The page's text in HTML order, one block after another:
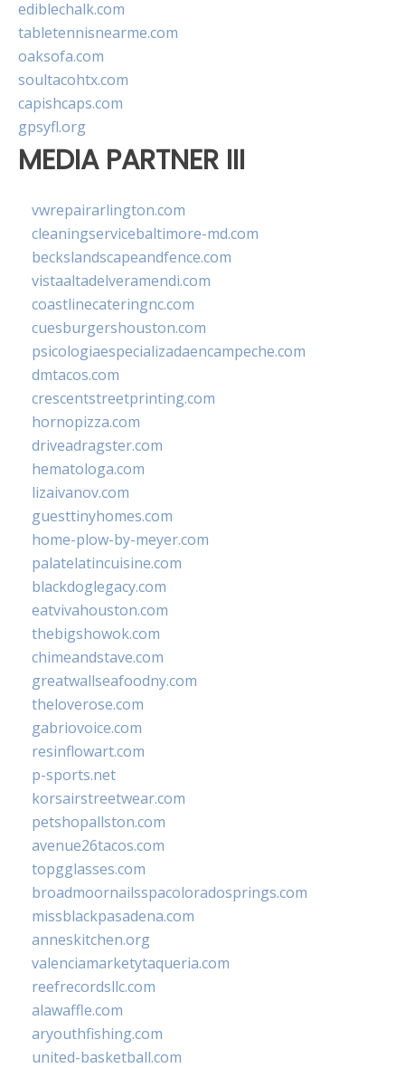
ediblechalk.com
tabletennisnearme.com
oaksofa.com
soultacohtx.com
capishcaps.com
gpsyfl.org
MEDIA PARTNER III
vwrepairarlington.com
cleaningservicebaltimore-md.com
beckslandscapeandfence.com
vistaaltadelveramendi.com
coastlinecateringnc.com
cuesburgershouston.com
psicologiaespecializadaencampeche.com
dmtacos.com
crescentstreetprinting.com
hornopizza.com
driveadragster.com
hematologa.com
lizaivanov.com
guesttinyhomes.com
home-plow-by-meyer.com
palatelatincuisine.com
blackdoglegacy.com
eatvivahouston.com
thebigshowok.com
chimeandstave.com
greatwallseafoodny.com
theloverose.com
gabriovoice.com
resinflowart.com
p-sports.net
korsairstreetwear.com
petshopallston.com
avenue26tacos.com
topgglasses.com
broadmoornailsspacoloradosprings.com
missblackpasadena.com
anneskitchen.org
valenciamarketytaqueria.com
reefrecordsllc.com
alawaffle.com
aryouthfishing.com
united-basketball.com